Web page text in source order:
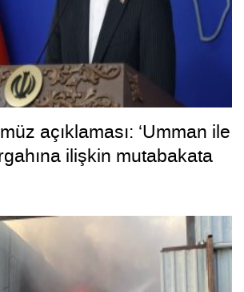
açıklaması: ‘Umman ile
ilişkin mutabakata